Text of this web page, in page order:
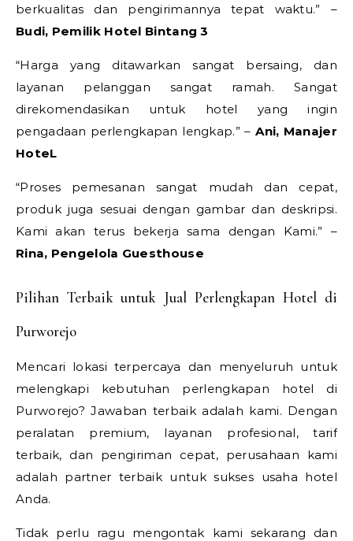
berkualitas dan pengirimannya tepat waktu.” –
Budi, Pemilik Hotel Bintang 3
“Harga yang ditawarkan sangat bersaing, dan
layanan pelanggan sangat ramah. Sangat
direkomendasikan untuk hotel yang ingin
pengadaan perlengkapan lengkap.” –Ani, Manajer
HoteL
“Proses pemesanan sangat mudah dan cepat,
produk juga sesuai dengan gambar dan deskripsi.
Kami akan terus bekerja sama dengan Kami.” –
Rina, Pengelola Guesthouse
Pilihan Terbaik untuk Jual Perlengkapan Hotel di
Purworejo
Mencari lokasi terpercaya dan menyeluruh untuk
melengkapi kebutuhan perlengkapan hotel di
Purworejo? Jawaban terbaik adalah kami. Dengan
peralatan premium, layanan profesional, tarif
terbaik, dan pengiriman cepat, perusahaan kami
adalah partner terbaik untuk sukses usaha hotel
Anda.
Tidak perlu ragu mengontak kami sekarang dan